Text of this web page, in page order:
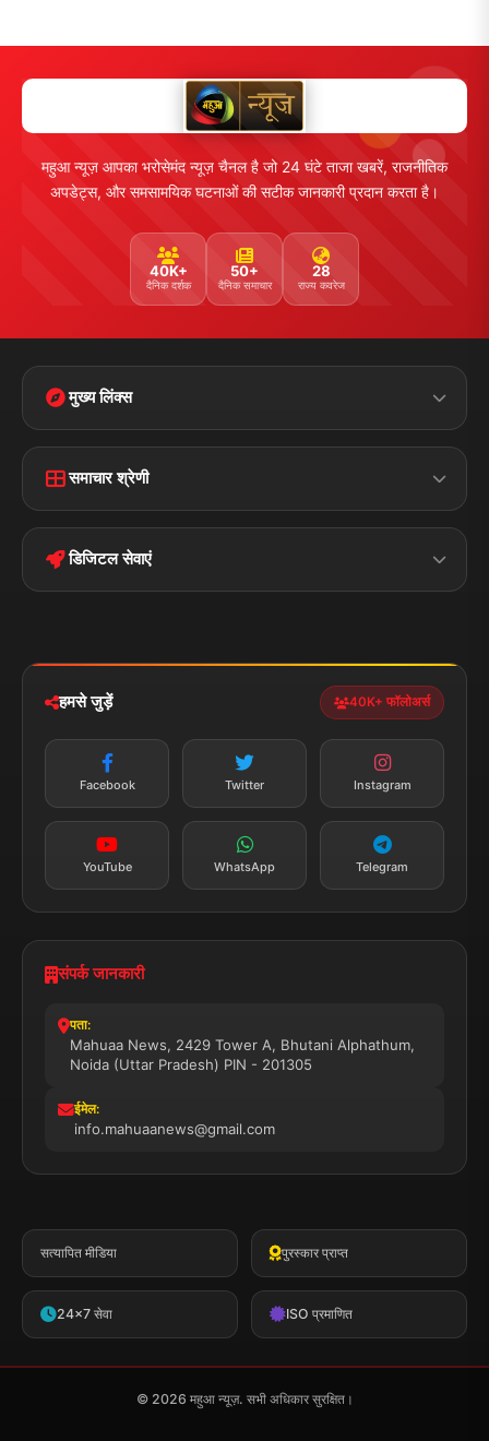
महुआ न्यूज़ आपका भरोसेमंद न्यूज़ चैनल है जो 24 घंटे ताजा खबरें, राजनीतिक
अपडेट्स, और समसामयिक घटनाओं की सटीक जानकारी प्रदान करता है।
40K+
दैनिक दर्शक
50+
दैनिक समाचार
28
राज्य कवरेज
मुख्य लिंक्स
Disclaimer
Terms &
Privacy Policy
समाचार श्रेणी
पॉलिटिकल झारखण्ड
डिजिटल सेवाएं
न्यूज़ अलर्ट
सब्सक्राइब करें
हमसे जुड़ें 40K+ फॉलोअर्स
Facebook Twitter Instagram
YouTube WhatsApp Telegram
संपर्क जानकारी
पता:
Mahuaa News, 2429 Tower A, Bhutani Alphathum,
Noida (Uttar Pradesh) PIN - 201305
ईमेल:
info.mahuaanews@gmail.com
सत्यापित मीडिया पुरस्कार प्राप्त
24x7 सेवा ISO प्रमाणित
© 2026 महुआ न्यूज़. सभी अधिकार सुरक्षित।